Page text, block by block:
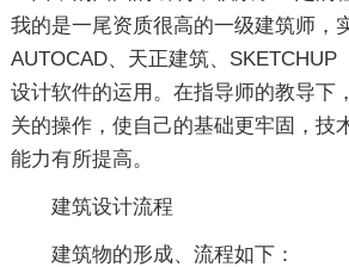
我的是一尾资质很高的一级建筑师，
AUTOCAD、天正建筑、SKETCHUP
设计软件的运用。在指导师的教导下
关的操作，使自己的基础更牢固，技
能力有所提高。
建筑设计流程
建筑物的形成、流程如下：